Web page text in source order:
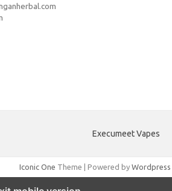
Execumeet Vapes
Iconic One Theme | Powered by Wordpress